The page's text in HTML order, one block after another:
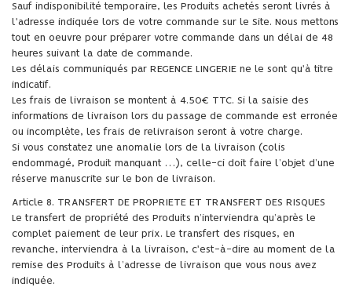
Sauf indisponibilité temporaire, les Produits achetés seront livrés à
l'adresse indiquée lors de votre commande sur le Site. Nous mettons
tout en oeuvre pour préparer votre commande dans un délai de 48
heures suivant la date de commande.
Les délais communiqués par REGENCE LINGERIE ne le sont qu'à titre
indicatif.
Les frais de livraison se montent à 4.50€ TTC. Si la saisie des
informations de livraison lors du passage de commande est erronée
ou incomplète, les frais de relivraison seront à votre charge.
Si vous constatez une anomalie lors de la livraison (colis
endommagé, Produit manquant …), celle-ci doit faire l’objet d’une
réserve manuscrite sur le bon de livraison.
Article 8. TRANSFERT DE PROPRIETE ET TRANSFERT DES RISQUES
Le transfert de propriété des Produits n’interviendra qu’après le
complet paiement de leur prix. Le transfert des risques, en
revanche, interviendra à la livraison, c'est-à-dire au moment de la
remise des Produits à l’adresse de livraison que vous nous avez
indiquée.